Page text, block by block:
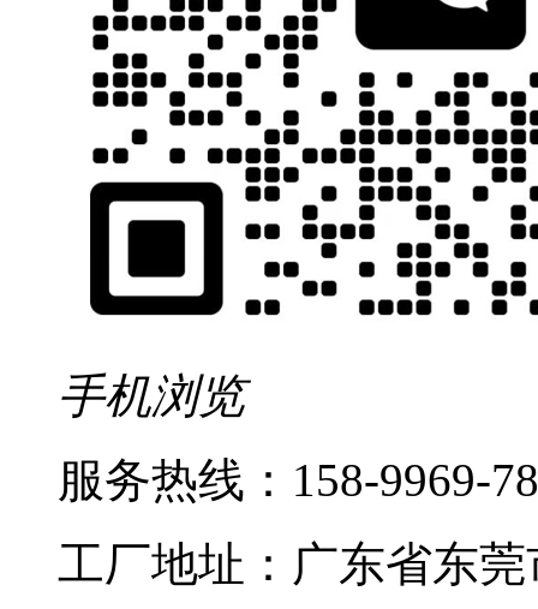
手机浏览
服务热线： 158-9969-
工厂地址：广东省东